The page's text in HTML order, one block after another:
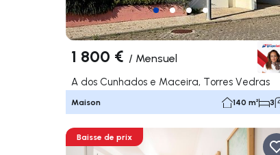
1 800 € / Mensuel
A dos Cunhados e Maceira, Torres Vedras
Maison 140 m² 3
Baisse de prix